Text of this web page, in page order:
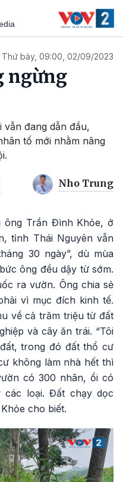
Thứ bảy, 09:00, 02/09/2023
ngừng
vẫn đang dẫn đầu,
tố mới nhằm nâng
Nho Trung
ông Trần Đình Khỏe, ở
tỉnh Thái Nguyên vẫn
30 ngày”, dù mùa
ông đều dậy từ sớm.
ra vườn. Ông chia sẻ
vì mục đích kinh tế.
về cả trăm triệu từ đất
và cây ăn trái. “Tôi
trong đó đất thổ cư
không làm nhà hết thì
có 300 nhãn, ổi có
các loại. Đất chạy dọc
cho biết.